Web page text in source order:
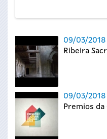
09/03/2018
Ribeira
09/03/2018
Premios da